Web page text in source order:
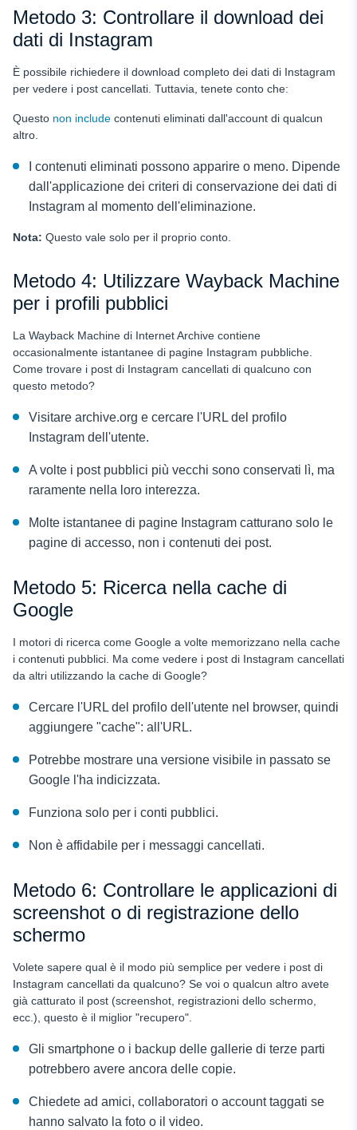
Metodo 3: Controllare il download dei
dati di Instagram
È possibile richiedere il download completo dei dati di Instagram
per vedere i post cancellati. Tuttavia, tenete conto che:
Questo non include contenuti eliminati dall'account di qualcun
altro.
I contenuti eliminati possono apparire o meno. Dipende
dall'applicazione dei criteri di conservazione dei dati di
Instagram al momento dell'eliminazione.
Nota: Questo vale solo per il proprio conto.
Metodo 4: Utilizzare Wayback Machine
per i profili pubblici
La Wayback Machine di Internet Archive contiene
occasionalmente istantanee di pagine Instagram pubbliche.
Come trovare i post di Instagram cancellati di qualcuno con
questo metodo?
Visitare archive.org e cercare l'URL del profilo
Instagram dell'utente.
A volte i post pubblici più vecchi sono conservati lì, ma
raramente nella loro interezza.
Molte istantanee di pagine Instagram catturano solo le
pagine di accesso, non i contenuti dei post.
Metodo 5: Ricerca nella cache di
Google
I motori di ricerca come Google a volte memorizzano nella cache
i contenuti pubblici. Ma come vedere i post di Instagram cancellati
da altri utilizzando la cache di Google?
Cercare l'URL del profilo dell'utente nel browser, quindi
aggiungere "cache": all'URL.
Potrebbe mostrare una versione visibile in passato se
Google l'ha indicizzata.
Funziona solo per i conti pubblici.
Non è affidabile per i messaggi cancellati.
Metodo 6: Controllare le applicazioni di
screenshot o di registrazione dello
schermo
Volete sapere qual è il modo più semplice per vedere i post di
Instagram cancellati da qualcuno? Se voi o qualcun altro avete
già catturato il post (screenshot, registrazioni dello schermo,
ecc.), questo è il miglior "recupero".
Gli smartphone o i backup delle gallerie di terze parti
potrebbero avere ancora delle copie.
Chiedete ad amici, collaboratori o account taggati se
hanno salvato la foto o il video.